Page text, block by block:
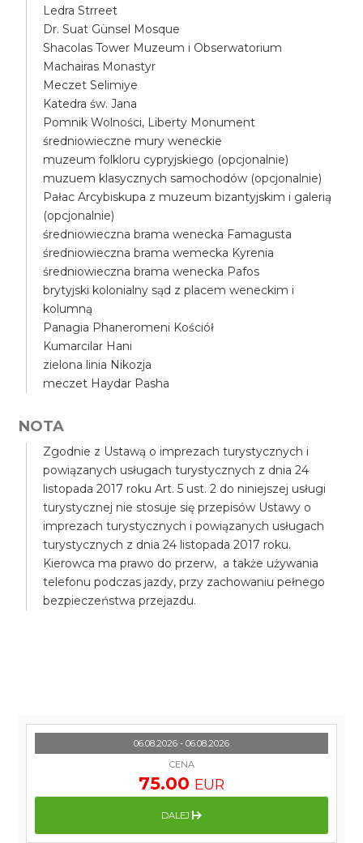
Ledra Strreet
Dr. Suat Günsel Mosque
Shacolas Tower Muzeum i Obserwatorium
Machairas Monastyr
Meczet Selimiye
Katedra św. Jana
Pomnik Wolności, Liberty Monument
średniowieczne mury weneckie
muzeum folkloru cypryjskiego (opcjonalnie)
muzuem klasycznych samochodów (opcjonalnie)
Pałac Arcybiskupa z muzeum bizantyjskim i galerią
(opcjonalnie)
średniowieczna brama wenecka Famagusta
średniowieczna brama wemecka Kyrenia
średniowieczna brama wenecka Pafos
brytyjski kolonialny sąd z placem weneckim i
kolumną
Panagia Phaneromeni Kościół
Kumarcilar Hani
zielona linia Nikozja
meczet Haydar Pasha
NOTA
Zgodnie z Ustawą o imprezach turystycznych i
powiązanych usługach turystycznych z dnia 24
listopada 2017 roku Art. 5 ust. 2 do niniejszej usługi
turystycznej nie stosuje się przepisów Ustawy o
imprezach turystycznych i powiązanych usługach
turystycznych z dnia 24 listopada 2017 roku.
Kierowca ma prawo do przerw, a także używania
telefonu podczas jazdy, przy zachowaniu pełnego
bezpieczeństwa przejazdu.
06.08.2026 - 06.08.2026
CENA
75.00 EUR
DALEJ